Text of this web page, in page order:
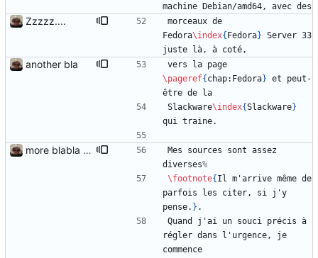
machine Debian/amd64, avec des
Zzzzz....
morceaux de
Fedora\index{ Fedora} Server 33
juste là, à coté,
another bla
\pageref{ chap:Fedora} et peut-
être de la
Slackware\index{Slackware}
qui traine.
more blabla again
Mes sources sont assez
diverses
\footnote{ Il m'arrive même de
parfois les citer, si j'y
pense. } .
Quand j'ai un souci précis à
régler dans l'urgence, je
commence